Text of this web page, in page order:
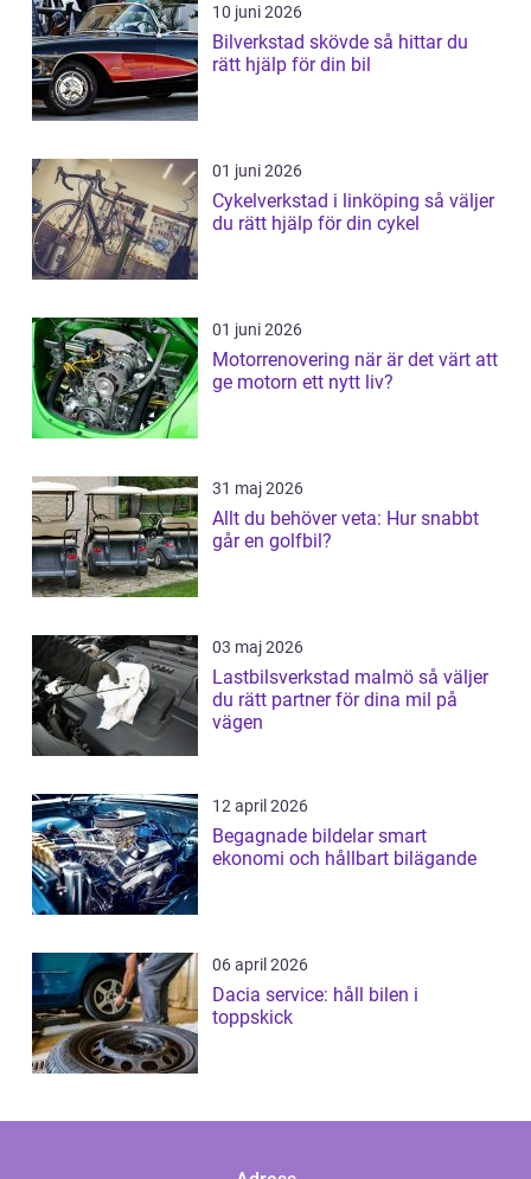
10 juni 2026
Bilverkstad skövde så hittar du
rätt hjälp för din bil
01 juni 2026
Cykelverkstad i linköping så väljer
du rätt hjälp för din cykel
01 juni 2026
Motorrenovering när är det värt att
ge motorn ett nytt liv?
31 maj 2026
Allt du behöver veta: Hur snabbt
går en golfbil?
03 maj 2026
Lastbilsverkstad malmö så väljer
du rätt partner för dina mil på
vägen
12 april 2026
Begagnade bildelar smart
ekonomi och hållbart bilägande
06 april 2026
Dacia service: håll bilen i
toppskick